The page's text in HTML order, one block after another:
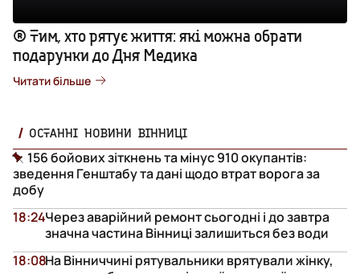
® Тим, хто рятує життя: які можна обрати
подарунки до Дня Медика
Читати більше
ОСТАННІ НОВИНИ ВІННИЦІ
156 бойових зіткнень та мінус 910 окупантів:
зведення Генштабу та дані щодо втрат ворога за
добу
Через аварійний ремонт сьогодні і до завтра
значна частина Вінниці залишиться без води
18:24
На Вінниччині рятувальники врятували жінку,
18:08